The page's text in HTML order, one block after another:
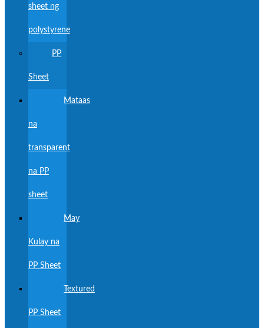
sheet ng
polystyrene
PP
Sheet
Mataas
na
transparent
na PP
sheet
May
Kulay na
PP Sheet
Textured
PP Sheet